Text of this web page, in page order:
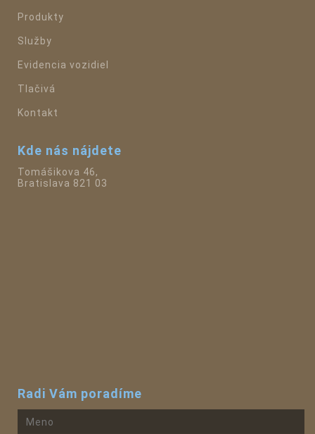
Produkty
Služby
Evidencia vozidiel
Tlačivá
Kontakt
Kde nás nájdete
Tomášikova 46,
Bratislava 821 03
Radi Vám poradíme